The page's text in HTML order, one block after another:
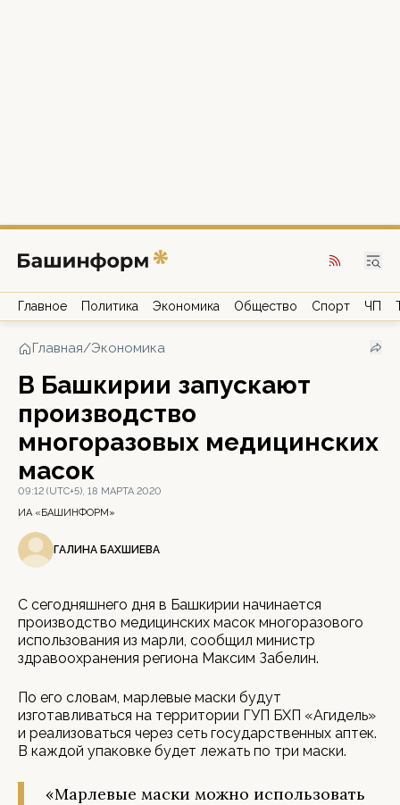
Главное Политика Экономика Общество Спорт ЧП
Главная/Экономика
В Башкирии запускают
производство
многоразовых медицинских
масок
09:12 (UTC+5), 18 МАРТА 2020
ИА «БАШИНФОРМ»
ГАЛИНА БАХШИЕВА
С сегодняшнего дня в Башкирии начинается
производство медицинских масок многоразового
использования из марли, сообщил министр
здравоохранения региона Максим Забелин.
По его словам, марлевые маски будут
изготавливаться на территории ГУП БХП «Агидель»
и реализоваться через сеть государственных аптек.
В каждой упаковке будет лежать по три маски.
«Марлевые маски можно использовать